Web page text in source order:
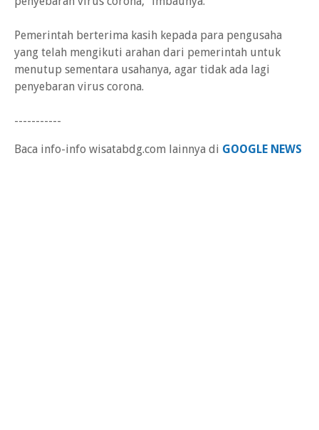
Pemerintah berterima kasih kepada para pengusaha
yang telah mengikuti arahan dari pemerintah untuk
menutup sementara usahanya, agar tidak ada lagi
penyebaran virus corona.
-----------
Baca info-info wisatabdg.com lainnya di GOOGLE NEWS